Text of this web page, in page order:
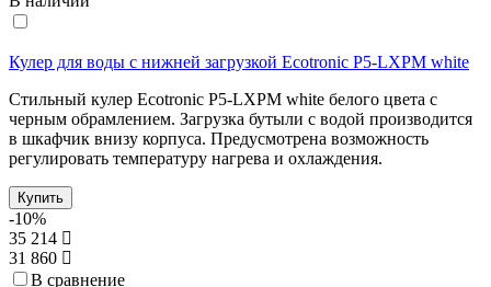
Кулер для воды с нижней загрузкой Ecotronic P5-LXPM white
Стильный кулер Ecotronic P5-LXPM white белого цвета с
черным обрамлением. Загрузка бутыли с водой производится
в шкафчик внизу корпуса. Предусмотрена возможность
регулировать температуру нагрева и охлаждения.
Купить
-10%
35 214
31 860
В сравнение